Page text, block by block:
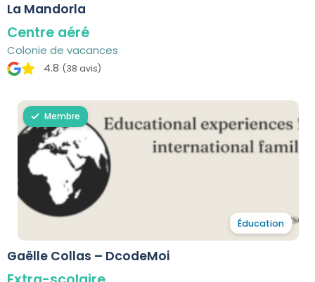
La Mandorla
Centre aéré
Colonie de vacances
4.8 (38 avis)
Membre
Éducation
Gaëlle Collas – DcodeMoi